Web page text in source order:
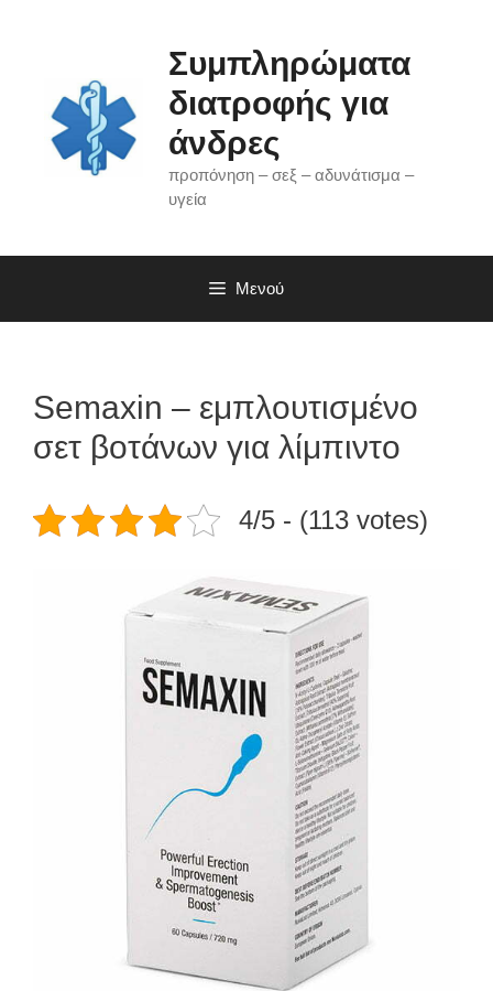
Συμπληρώματα
διατροφής για
άνδρες
προπόνηση – σεξ – αδυνάτισμα –
υγεία
Μενού
Semaxin – εμπλουτισμένο
σετ βοτάνων για λίμπιντο
4/5 - (113 votes)